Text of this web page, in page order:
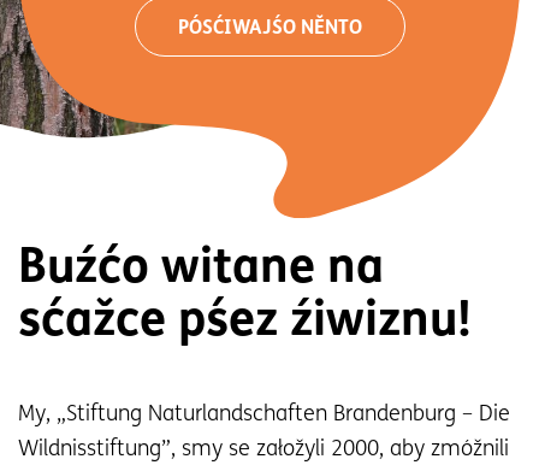
PÓSĆIWAJŚO NĚNTO
Buźćo witane na
sćažce pśez źiwiznu!
My, „Stiftung Naturlandschaften Brandenburg – Die
Wildnisstiftung”, smy se załožyli 2000, aby zmóžnili